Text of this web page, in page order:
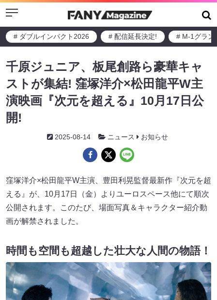
Menu
# ダブルインパクト2026 # 配信延長決定! # M-1グラン
千原ジュニア、板尾創路ら豪華キャ
ストが集結! 窪塚洋介×松田龍平W主
演映画『次元を超える』10月17日公
開!
2025-08-14 ニュース お知らせ
窪塚洋介×松田龍平W主演、豊田利晃監督最新作『次元を超
える』が、10月17日（金）よりユーロスペース他にて順次
公開されます。このたび、場面写真＆キャラクター紹介動
画が解禁されました。
時間も空間も超越した壮大な人間の物語！